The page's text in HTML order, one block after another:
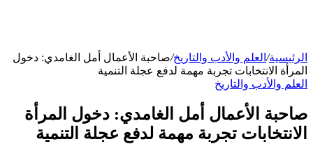
الرئيسية/ العلم والأدب والتاريخ/صاحبة الأعمال أمل الغامدي: دخول
المرأة الانتخابات تجربة مهمة لدفع عجلة التنمية
العلم والأدب والتاريخ
صاحبة الأعمال أمل الغامدي: دخول المرأة
الانتخابات تجربة مهمة لدفع عجلة التنمية